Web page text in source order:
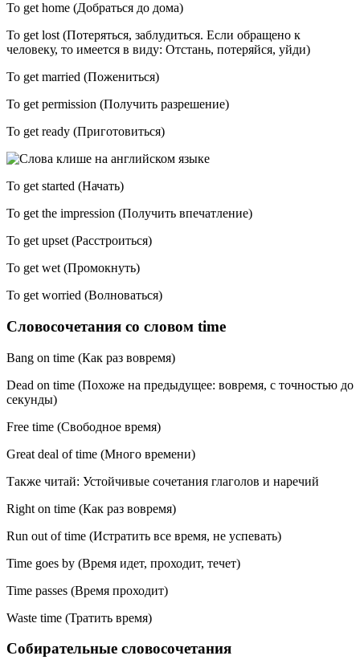
To get home (Добраться до дома)
To get lost (Потеряться, заблудиться. Если обращено к
человеку, то имеется в виду: Отстань, потеряйся, уйди)
To get married (Пожениться)
To get permission (Получить разрешение)
To get ready (Приготовиться)
To get started (Начать)
To get the impression (Получить впечатление)
To get upset (Расстроиться)
To get wet (Промокнуть)
To get worried (Волноваться)
Словосочетания со словом time
Bang on time (Как раз вовремя)
Dead on time (Похоже на предыдущее: вовремя, с точностью до
секунды)
Free time (Свободное время)
Great deal of time (Много времени)
Также читай: Устойчивые сочетания глаголов и наречий
Right on time (Как раз вовремя)
Run out of time (Истратить все время, не успевать)
Time goes by (Время идет, проходит, течет)
Time passes (Время проходит)
Waste time (Тратить время)
Собирательные словосочетания